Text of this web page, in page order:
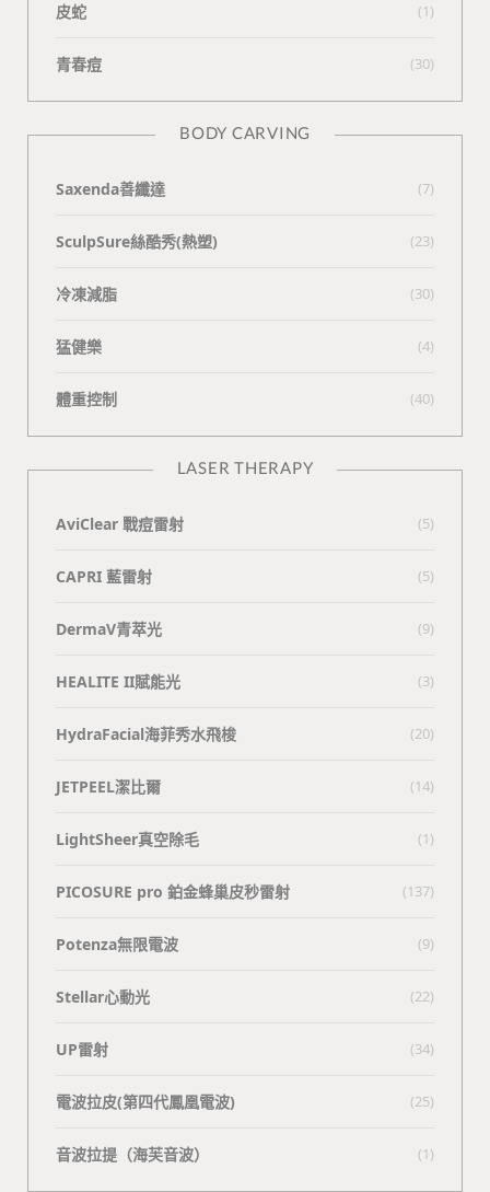
皮蛇 (1)
青春痘 (30)
BODY CARVING
Saxenda善纖達 (7)
SculpSure絲酷秀(熱塑) (23)
冷凍減脂 (30)
猛健樂 (4)
體重控制 (40)
LASER THERAPY
AviClear 戰痘雷射 (5)
CAPRI 藍雷射 (5)
DermaV青萃光 (9)
HEALITE II賦能光 (3)
HydraFacial海菲秀水飛梭 (20)
JETPEEL潔比爾 (14)
LightSheer真空除毛 (1)
PICOSURE pro 鉑金蜂巢皮秒雷射 (137)
Potenza無限電波 (9)
Stellar心動光 (22)
UP雷射 (34)
電波拉皮(第四代鳳凰電波) (25)
⾳波拉提（海芙⾳波） (1)